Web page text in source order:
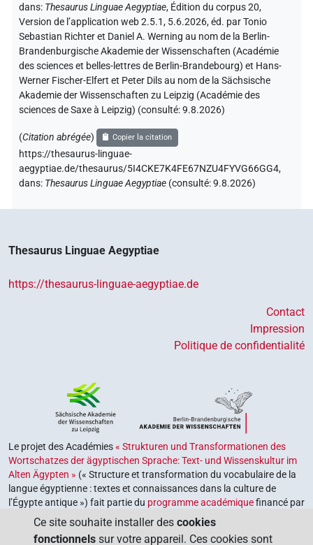
dans: Thesaurus Linguae Aegyptiae, Édition du corpus 20,
Version de l’application web 2.5.1, 5.6.2026, éd. par Tonio
Sebastian Richter et Daniel A. Werning au nom de la Berlin-
Brandenburgische Akademie der Wissenschaften (Académie
des sciences et belles-lettres de Berlin-Brandebourg) et Hans-
Werner Fischer-Elfert et Peter Dils au nom de la Sächsische
Akademie der Wissenschaften zu Leipzig (Académie des
sciences de Saxe à Leipzig) (consulté:9.8.2026)
(Citation abrégée) Copier la citation
https://thesaurus-linguae-
aegyptiae.de/thesaurus/5I4CKE7K4FE67NZU4FYVG66GG4,
dans: Thesaurus Linguae Aegyptiae (consulté:9.8.2026)
Thesaurus Linguae Aegyptiae
https://thesaurus-linguae-aegyptiae.de
Contact
Impression
Politique de confidentialité
Le projet des Académies« Strukturen und Transformationen des
Wortschatzes der ägyptischen Sprache: Text- und Wissenskultur im
Alten Ägypten » (« Structure et transformation du vocabulaire de la
langue égyptienne : textes et connaissances dans la culture de
l’Égypte antique ») fait partie du programme académiquefinancé par
le gouvernement fédéral et les gouvernements des Länder de la
République fédérale d’Allemagne, dont le but est de préserver,
Ce site souhaite installer des cookies
fonctionnels sur votre appareil. Ces cookies sont